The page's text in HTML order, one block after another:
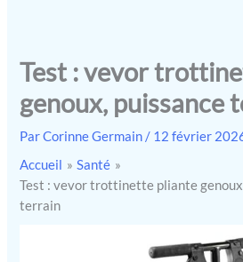
Test : vevor
genoux, puissance
ParCorinne Germain / 12 février
Accueil
Santé
Test : vevor trottinette pliante
terrain